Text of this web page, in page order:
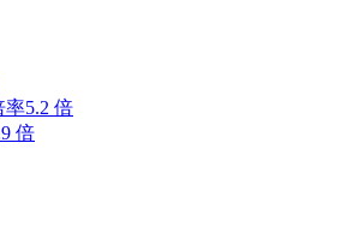
率5.2 倍
倍